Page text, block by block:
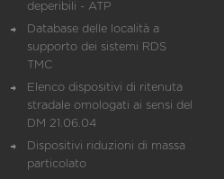
deperibili - ATP
Database delle località a
supporto dei sistemi RDS
TMC
Elenco dispositivi di ritenuta
stradale omologati ai sensi del
DM 21.06.04
Dispositivi riduzioni di massa
particolato